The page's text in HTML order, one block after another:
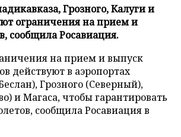
Грозного, Калуги и
ограничения на прием и
сообщила Росавиация.
на прием и выпуск
действуют в аэропортах
Грозного (Северный),
и Магаса, чтобы гарантировать
сообщила Росавиация в